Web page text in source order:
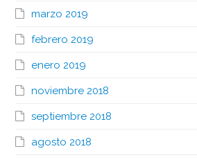
marzo 2019
febrero 2019
enero 2019
noviembre 2018
septiembre 2018
agosto 2018